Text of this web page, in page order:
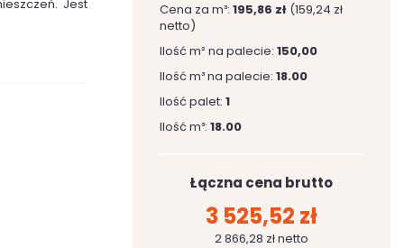
Jest
Cena za m³: 195,86 zł (159,24 zł
netto)
Ilość m² na palecie: 150,00
Ilość m³ na palecie: 18.00
Ilość palet: 1
Ilość m³: 18.00
Łączna cena brutto
3 525,52 zł
2 866,28 zł netto